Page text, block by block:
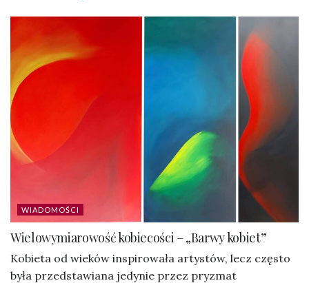
WIADOMOŚCI
Wielowymiarowość kobiecości – „Barwy kobiet”
Kobieta od wieków inspirowała artystów, lecz często
była przedstawiana jedynie przez pryzmat